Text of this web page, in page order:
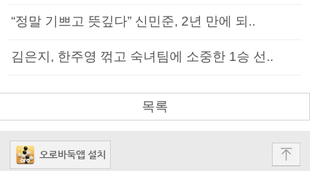
“정말 기쁘고 뜻깊다” 신민준, 2년 만에 되..
김은지, 한주영 꺾고 숙녀팀에 소중한 1승 선..
목록